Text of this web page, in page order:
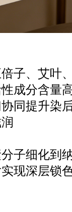
子、艾叶
成分含量
同提升染
子细化到
现深层锁